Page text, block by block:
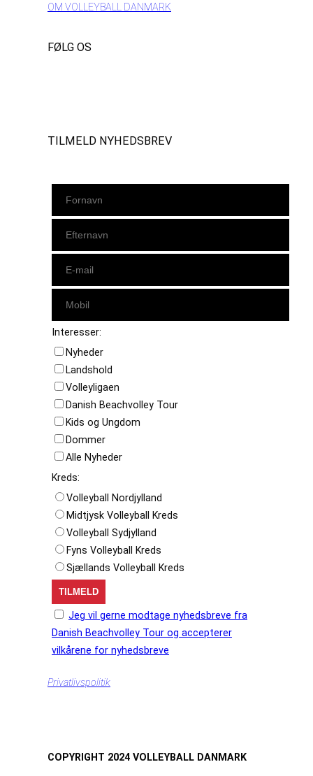
OM VOLLEYBALL DANMARK
FØLG OS
TILMELD NYHEDSBREV
Interesser:
Nyheder
Landshold
Volleyligaen
Danish Beachvolley Tour
Kids og Ungdom
Dommer
Alle Nyheder
Kreds:
Volleyball Nordjylland
Midtjysk Volleyball Kreds
Volleyball Sydjylland
Fyns Volleyball Kreds
Sjællands Volleyball Kreds
Jeg vil gerne modtage nyhedsbreve fra
Danish Beachvolley Tour og accepterer
vilkårene for nyhedsbreve
Privatlivspolitik
COPYRIGHT 2024 VOLLEYBALL DANMARK